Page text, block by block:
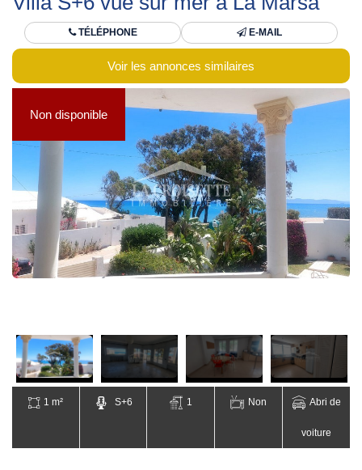
TÉLÉPHONE E-MAIL
Voir les annonces similaires
Non disponible
1 m² S+6 1 Non Abri de
voiture